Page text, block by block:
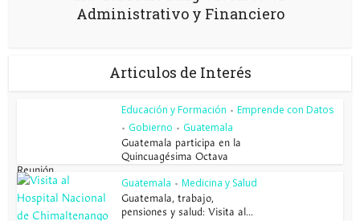
Administrativo y Financiero
Articulos de Interés
Educación y Formación • Emprende con Datos
• Gobierno • Guatemala
Guatemala participa en la
Quincuagésima Octava
Reunión...
Guatemala • Medicina y Salud
Guatemala, trabajo,
pensiones y salud: Visita al...